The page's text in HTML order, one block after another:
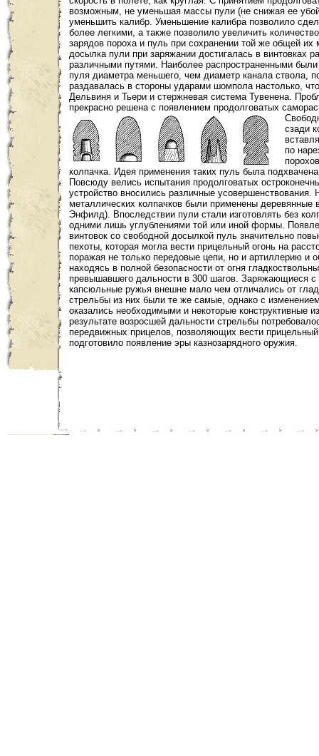
возможным, не уменьшая массы пули (не снижая ее
уменьшить калибр. Уменьшение калибра позволило
более легкими, а также позволило увеличить
зарядов пороха и пуль при сохранении той же общей
досылка пули при заряжании достигалась в винтовках
различными путями. Наиболее распространенными
пуля диаметра меньшего, чем диаметр канала ствола,
раздавалась в стороны ударами шомпола настолько,
Дельвиня и Тьери и стержневая система Тувенена.
прекрасно решена с появлением продолговатых
сзади
по
колпачка. Идея применения таких пуль была
Повсюду велись испытания продолговатых
устройство вносились различные усовершенствования.
металлических колпачков были применены деревянные
Энфилд). Впоследствии пули стали изготовлять без
одними лишь углублениями той или иной формы.
винтовок со свободной досылкой пуль значительно
пехоты, которая могла вести прицельный огонь на
поражая не только передовые цепи, но и артиллерию и
находясь в полной безопасности от огня
превышавшего дальности в 300 шагов. Заряжающиеся с
капсюльные ружья внешне мало чем отличались от
стрельбы из них были те же самые, однако с
оказались необходимыми и некоторые конструктивные
результате возросшей дальности стрельбы
передвижных прицелов, позволяющих вести
подготовило появление эры казнозарядного оружия.